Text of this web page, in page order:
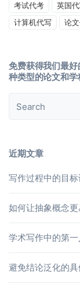
考试代考
英国
计算机代写
论
免费获得我们最
种类型的论文和学
近期文章
写作过程中的目
如何让抽象概念
学术写作中的第
避免结论泛化的